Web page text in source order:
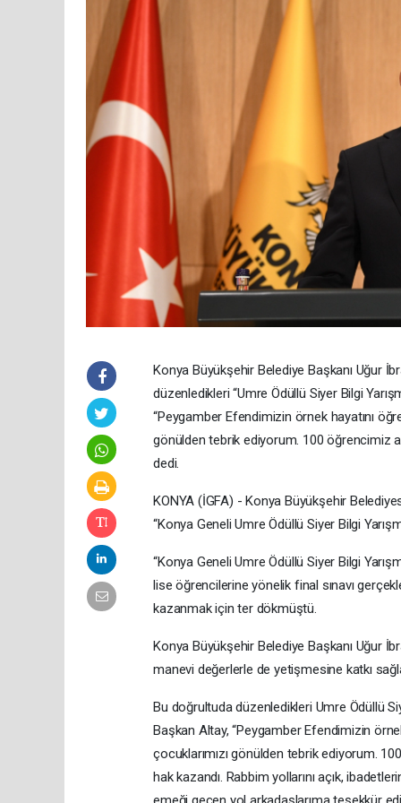
Konya Büyükşehir Belediye Başkanı Uğur
düzenledikleri “Umre Ödüllü Siyer Bilgi
“Peygamber Efendimizin örnek hayatını
gönülden tebrik ediyorum. 100 öğrencimiz
dedi.
KONYA (İGFA) - Konya Büyükşehir
“Konya Geneli Umre Ödüllü Siyer Bilgi
“Konya Geneli Umre Ödüllü Siyer Bilgi
lise öğrencilerine yönelik final sınavı
kazanmak için ter dökmüştü.
Konya Büyükşehir Belediye Başkanı Uğur
manevi değerlerle de yetişmesine katkı
Bu doğrultuda düzenledikleri Umre Ödüllü
Başkan Altay, “Peygamber Efendimizin
çocuklarımızı gönülden tebrik ediyorum.
hak kazandı. Rabbim yollarını açık,